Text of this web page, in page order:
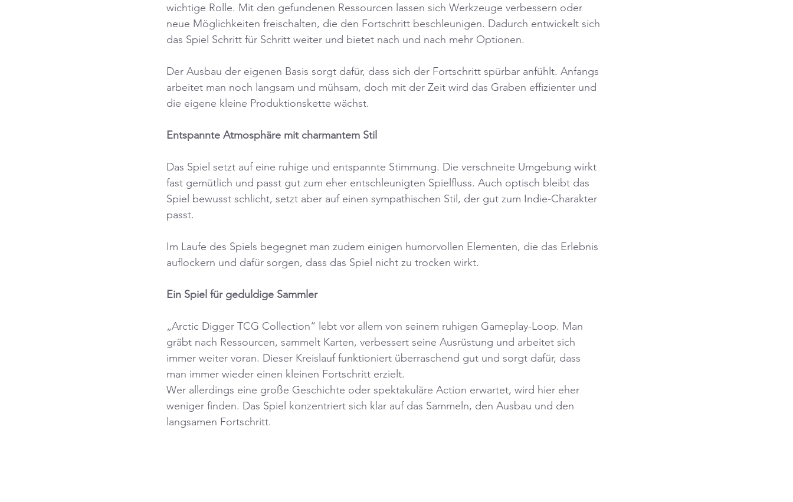
wichtige Rolle. Mit den gefundenen Ressourcen lassen sich Werkzeuge verbessern oder
neue Möglichkeiten freischalten, die den Fortschritt beschleunigen. Dadurch entwickelt sich
das Spiel Schritt für Schritt weiter und bietet nach und nach mehr Optionen.
Der Ausbau der eigenen Basis sorgt dafür, dass sich der Fortschritt spürbar anfühlt. Anfangs
arbeitet man noch langsam und mühsam, doch mit der Zeit wird das Graben effizienter und
die eigene kleine Produktionskette wächst.
Entspannte Atmosphäre mit charmantem Stil
Das Spiel setzt auf eine ruhige und entspannte Stimmung. Die verschneite Umgebung wirkt
fast gemütlich und passt gut zum eher entschleunigten Spielfluss. Auch optisch bleibt das
Spiel bewusst schlicht, setzt aber auf einen sympathischen Stil, der gut zum Indie-Charakter
passt.
Im Laufe des Spiels begegnet man zudem einigen humorvollen Elementen, die das Erlebnis
auflockern und dafür sorgen, dass das Spiel nicht zu trocken wirkt.
Ein Spiel für geduldige Sammler
„Arctic Digger TCG Collection“ lebt vor allem von seinem ruhigen Gameplay-Loop. Man
gräbt nach Ressourcen, sammelt Karten, verbessert seine Ausrüstung und arbeitet sich
immer weiter voran. Dieser Kreislauf funktioniert überraschend gut und sorgt dafür, dass
man immer wieder einen kleinen Fortschritt erzielt.
Wer allerdings eine große Geschichte oder spektakuläre Action erwartet, wird hier eher
weniger finden. Das Spiel konzentriert sich klar auf das Sammeln, den Ausbau und den
langsamen Fortschritt.